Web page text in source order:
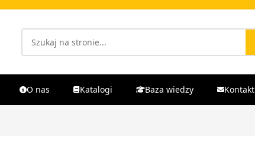
O nas Katalogi Baza wiedzy Kontakt